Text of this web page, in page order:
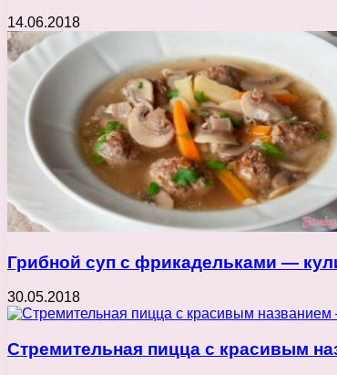
14.06.2018
Грибной суп с фрикадельками —
30.05.2018
Стремительная пицца с красивым